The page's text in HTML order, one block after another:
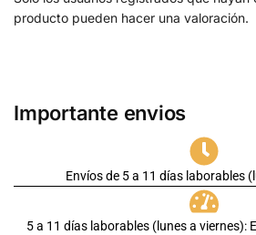
producto pueden hacer una valoración.
Importante envios
Envíos de 5 a 11 días laborables
5 a 11 días laborables (lunes a viernes):